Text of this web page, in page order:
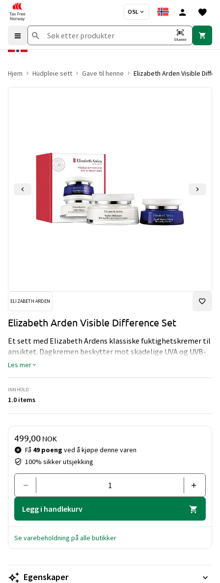
OSL
Skanne
Hjem Hudpleie sett Gave til henne Elizabeth Arden Visible
ELIZABETH ARDEN
Elizabeth Arden Visible Difference Set
Et sett med Elizabeth Ardens klassiske fuktighetskremer til
ansiktet. Dagkremen beskytter mot skadelige UVA og UVB-
stråler, virker mykgjørende og reduserer fine tørrhetslinjer.
hud.
Les mer
INNHOLD
1.0 items
Pris og mengde
Få 49 poeng ved å kjøpe denne varen
100% sikker utsjekking
499,00 NOK
Legg i handlekurv
Se varebeholdning på alle butikker
Egenskaper